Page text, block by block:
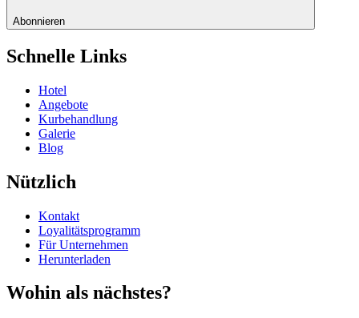
Abonnieren
Schnelle Links
Hotel
Angebote
Kurbehandlung
Galerie
Blog
Nützlich
Kontakt
Loyalitätsprogramm
Für Unternehmen
Herunterladen
Wohin als nächstes?